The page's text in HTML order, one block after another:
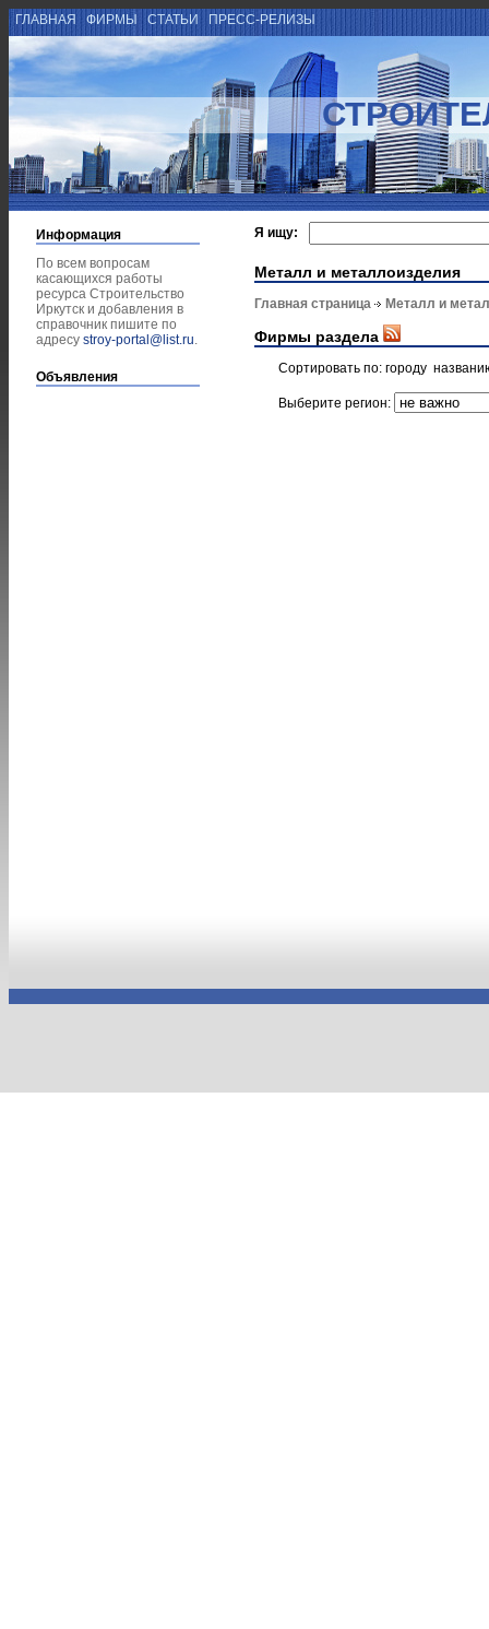
ГЛАВНАЯ ФИРМЫ СТАТЬИ ПРЕСС-РЕЛИЗЫ
Информация
По всем вопросам
касающихся работы
ресурса Строительство
Иркутск и добавления в
справочник пишите по
адресу stroy-portal@list.ru.
Объявления
Я ищу:
Металл и металлоизделия
Главная страница Металл и
Фирмы раздела
Сортировать по: городу
Выберите регион: